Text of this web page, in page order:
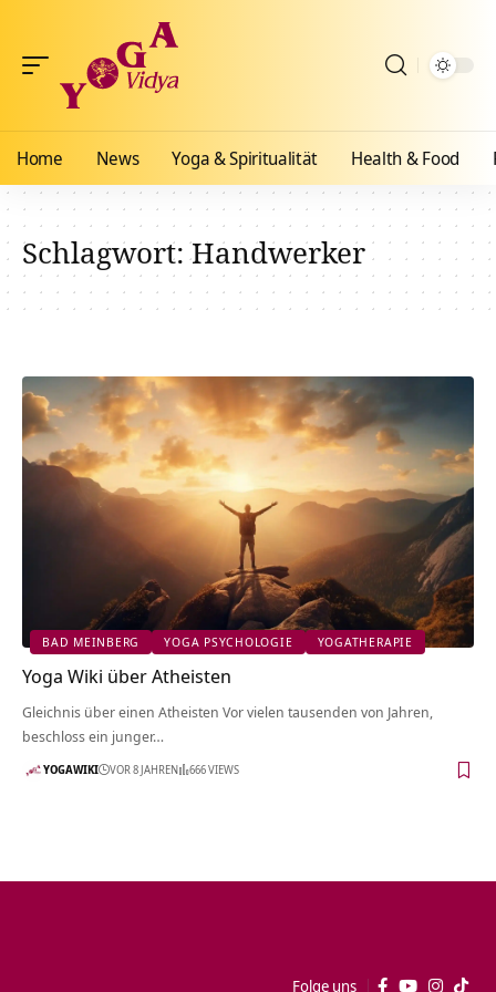
Home News Yoga & Spiritualität Health & Food
Schlagwort:Handwerker
BAD MEINBERG YOGA PSYCHOLOGIE YOGATHERAPIE
Yoga Wiki über Atheisten
Gleichnis über einen Atheisten Vor vielen tausenden von Jahren,
beschloss ein junger…
YOGAWIKI VOR 8 JAHREN 666 VIEWS
Folge uns